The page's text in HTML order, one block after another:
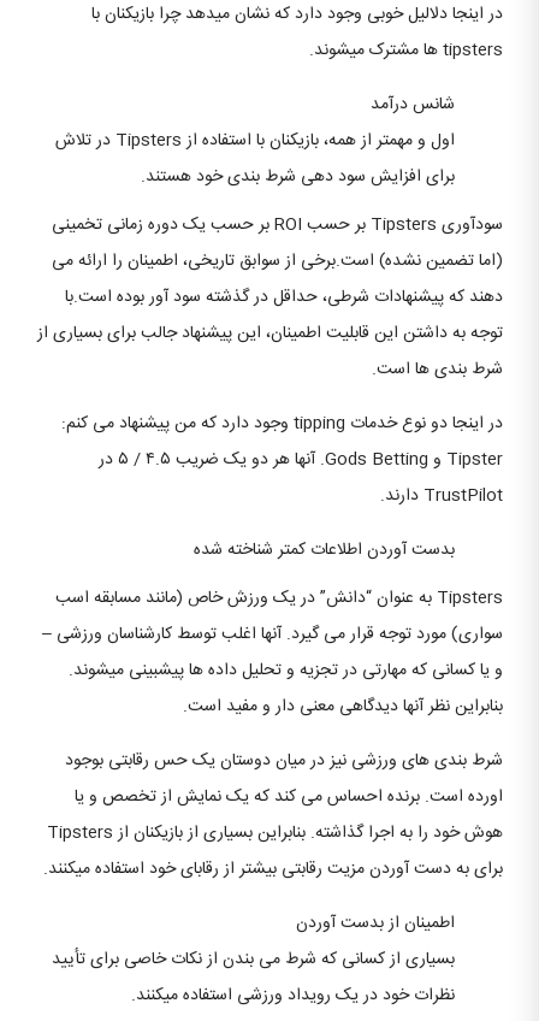
در اینجا دلالیل خوبی وجود دارد که نشان میدهد چرا بازیکنان با
tipsters ها مشترک میشوند.
شانس درآمد
اول و مهمتر از همه، بازیکنان با استفاده از Tipsters در تلاش
برای افزایش سود دهی شرط بندی خود هستند.
سودآوری Tipsters بر حسب ROI بر حسب یک دوره زمانی تخمینی
(اما تضمین نشده) است.برخی از سوابق تاریخی، اطمینان را ارائه می
دهند که پیشنهادات شرطی، حداقل در گذشته سود آور بوده است.با
توجه به داشتن این قابلیت اطمینان، این پیشنهاد جالب برای بسیاری از
شرط بندی ها است.
در اینجا دو نوع خدمات tipping وجود دارد که من پیشنهاد می کنم:
Tipster و ​​Gods Betting. آنها هر دو یک ضریب ۴.۵ / ۵ در
TrustPilot دارند.
بدست آوردن اطلاعات کمتر شناخته شده
Tipsters به ​​عنوان “دانش” در یک ورزش خاص (مانند مسابقه اسب
سواری) مورد توجه قرار می گیرد. آنها اغلب توسط کارشناسان ورزشی –
و یا کسانی که مهارتی در تجزیه و تحلیل داده ها پیشبینی میشوند.
بنابراین نظر آنها دیدگاهی معنی دار و مفید است.
شرط بندی های ورزشی نیز در میان دوستان یک حس رقابتی بوجود
اورده است. برنده احساس می کند که یک نمایش از تخصص و یا
هوش خود را به اجرا گذاشته. بنابراین بسیاری از بازیکنان از Tipsters
برای به دست آوردن مزیت رقابتی بیشتر از رقابای خود استفاده میکنند.
اطمینان از بدست آوردن
بسیاری از کسانی که شرط می بندن از نکات خاصی برای تأیید
نظرات خود در یک رویداد ورزشی استفاده میکنند.